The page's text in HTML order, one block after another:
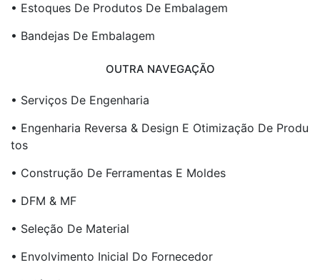
• Estoques De Produtos De Embalagem
• Bandejas De Embalagem
OUTRA NAVEGAÇÃO
• Serviços De Engenharia
• Engenharia Reversa & Design E Otimização De Produ
Tos
• Construção De Ferramentas E Moldes
• DFM & MF
• Seleção De Material
• Envolvimento Inicial Do Fornecedor